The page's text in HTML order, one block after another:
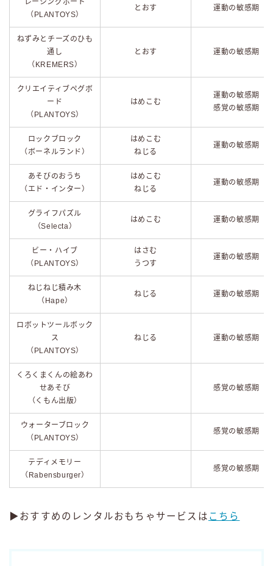
（PLANTOYS）
とおす 運動の敏感期
ねずみとチーズのひも
通し
（KREMERS）
とおす 運動の敏感期
クリエイティブペグボ
ード
（PLANTOYS）
はめこむ
運動の敏感期
感覚の敏感期
ロックブロック
（ボーネルランド）
はめこむ
ねじる
運動の敏感期
あそびのおうち
（エド・インター）
はめこむ
ねじる
運動の敏感期
グライフパズル
（Selecta）
はめこむ 運動の敏感期
ビー・ハイブ
（PLANTOYS）
はさむ
うつす
運動の敏感期
ねじねじ積み木
（Hape）
ねじる 運動の敏感期
ロボットツールボック
ス
（PLANTOYS）
ねじる 運動の敏感期
くろくまくんの絵あわ
せあそび
（くもん出版）
感覚の敏感期
ウォーターブロック
（PLANTOYS）
感覚の敏感期
テディメモリー
（Rabensburger）
感覚の敏感期
▶おすすめのレンタルおもちゃサービスは こちら